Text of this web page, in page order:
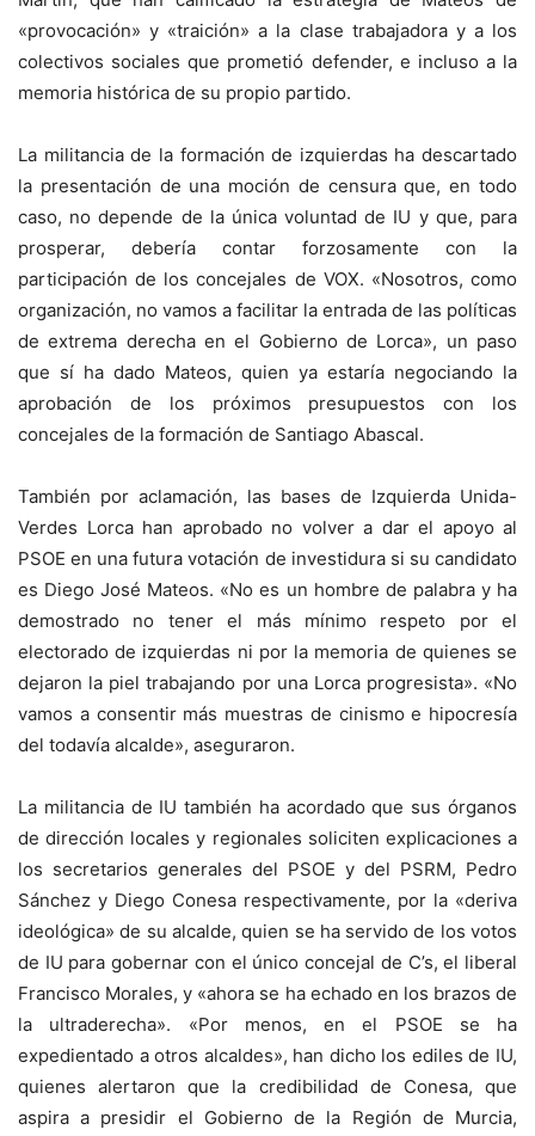
«provocación» y «traición» a la clase trabajadora y a los
colectivos sociales que prometió defender, e incluso a la
memoria histórica de su propio partido.
La militancia de la formación de izquierdas ha descartado
la presentación de una moción de censura que, en todo
caso, no depende de la única voluntad de IU y que, para
prosperar, debería contar forzosamente con la
participación de los concejales de VOX. «Nosotros, como
organización, no vamos a facilitar la entrada de las políticas
de extrema derecha en el Gobierno de Lorca», un paso
que sí ha dado Mateos, quien ya estaría negociando la
aprobación de los próximos presupuestos con los
concejales de la formación de Santiago Abascal.
También por aclamación, las bases de Izquierda Unida-
Verdes Lorca han aprobado no volver a dar el apoyo al
PSOE en una futura votación de investidura si su candidato
es Diego José Mateos. «No es un hombre de palabra y ha
demostrado no tener el más mínimo respeto por el
electorado de izquierdas ni por la memoria de quienes se
dejaron la piel trabajando por una Lorca progresista». «No
vamos a consentir más muestras de cinismo e hipocresía
del todavía alcalde», aseguraron.
La militancia de IU también ha acordado que sus órganos
de dirección locales y regionales soliciten explicaciones a
los secretarios generales del PSOE y del PSRM, Pedro
Sánchez y Diego Conesa respectivamente, por la «deriva
ideológica» de su alcalde, quien se ha servido de los votos
de IU para gobernar con el único concejal de C’s, el liberal
Francisco Morales, y «ahora se ha echado en los brazos de
la ultraderecha». «Por menos, en el PSOE se ha
expedientado a otros alcaldes», han dicho los ediles de IU,
quienes alertaron que la credibilidad de Conesa, que
aspira a presidir el Gobierno de la Región de Murcia,